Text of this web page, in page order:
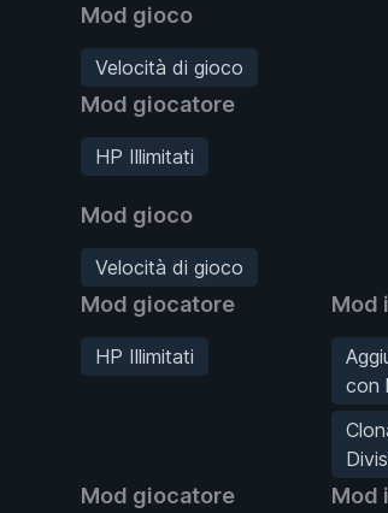
Mod gioco
Velocità di gioco
Mod giocatore
HP Illimitati
Mod gioco
Velocità di gioco
Mod giocatore
HP Illimitati
Mod
con
Mod giocatore Mod